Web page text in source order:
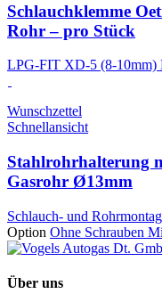
Schlauchklemme
Rohr – pro Stück
LPG-FIT XD-5 (8-10mm)
Wunschzettel
Schnellansicht
Stahlrohrhalterung
Gasrohr Ø13mm
Schlauch- und
Option Ohne Schrauben
Über uns